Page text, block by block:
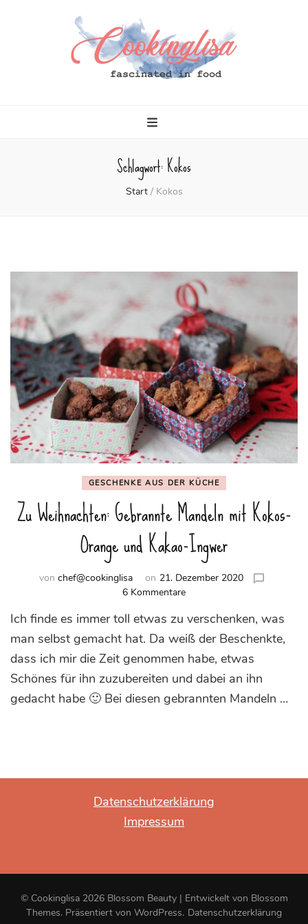
Cookinglisa
Schlagwort:Kokos
Start / Kokos
GESCHENKE AUS DER KÜCHE
Zu Weihnachten: Gebrannte Mandeln mit Kokos-
Orange und Kakao-Ingwer
von chef@cookinglisa on 21. Dezember 2020
6 Kommentarezu
Weihnachten:
Gebrannte
mit
Kokos-
Orange
und
Ich finde es immer toll etwas zu verschenken, was
man selbst gemacht hat. Da weiß der Beschenkte,
dass ich mir die Zeit genommen habe, etwas
Schönes für ihn zuzubereiten und dabei an ihn
gedacht habe 🙂 Bei diesen gebrannten Mandeln …
Datenschutzerklärung
Impressum
© Cookinglisa 2026Blossom Beauty | Entwickelt von Blossom
Themes. Präsentiert von WordPress. Datenschutzerklärung